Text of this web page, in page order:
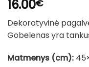
16.00€
Dekoratyvinė
Gobelenas yra
Matmenys (cm):